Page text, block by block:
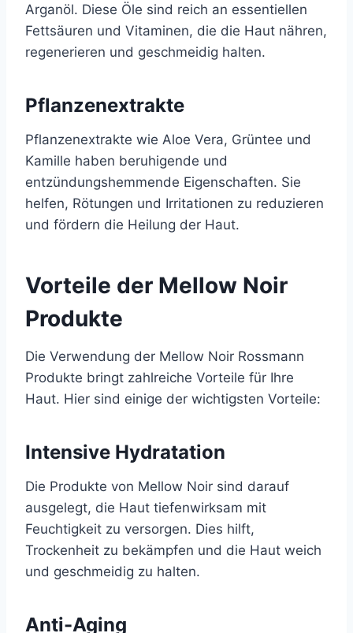
Arganöl. Diese Öle sind reich an essentiellen
Fettsäuren und Vitaminen, die die Haut nähren,
regenerieren und geschmeidig halten.
Pflanzenextrakte
Pflanzenextrakte wie Aloe Vera, Grüntee und
Kamille haben beruhigende und
entzündungshemmende Eigenschaften. Sie
helfen, Rötungen und Irritationen zu reduzieren
und fördern die Heilung der Haut.
Vorteile der Mellow Noir
Produkte
Die Verwendung der Mellow Noir Rossmann
Produkte bringt zahlreiche Vorteile für Ihre
Haut. Hier sind einige der wichtigsten Vorteile:
Intensive Hydratation
Die Produkte von Mellow Noir sind darauf
ausgelegt, die Haut tiefenwirksam mit
Feuchtigkeit zu versorgen. Dies hilft,
Trockenheit zu bekämpfen und die Haut weich
und geschmeidig zu halten.
Anti-Aging